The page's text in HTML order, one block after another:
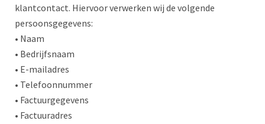
klantcontact. Hiervoor verwerken wij de volgende
persoonsgegevens:
• Naam
• Bedrijfsnaam
• E-mailadres
• Telefoonnummer
• Factuurgegevens
• Factuuradres